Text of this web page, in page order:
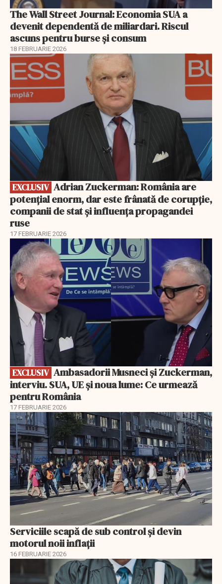
The Wall Street Journal: Economia SUA a
devenit dependentă de miliardari. Riscul
ascuns pentru burse și consum
18 FEBRUARIE 2026
EXCLUSIV
EXCLUSIV
potențial enorm, dar este frânată de corupție,
companii de stat și influența propagandei
ruse
17 FEBRUARIE 2026
EXCLUSIV
EXCLUSIV
interviu. SUA, UE și noua lume: Ce urmează
pentru România
17 FEBRUARIE 2026
Serviciile scapă de sub control și devin
motorul noii inflații
16 FEBRUARIE 2026